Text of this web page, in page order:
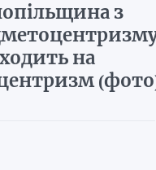
з
на